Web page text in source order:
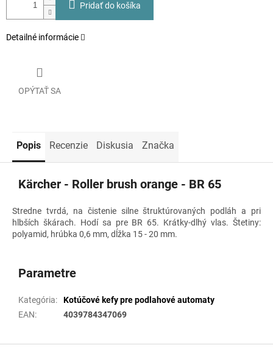
Pridať do košíka
Detailné informácie
OPÝTAŤ SA
Popis Recenzie Diskusia Značka
Kärcher - Roller brush orange - BR 65
Stredne tvrdá, na čistenie silne štruktúrovaných podláh a pri
hlbších škárach. Hodí sa pre BR 65. Krátky-dlhý vlas. Štetiny:
polyamid, hrúbka 0,6 mm, dĺžka 15 - 20 mm.
Parametre
Kategória:
Kotúčové kefy pre podlahové automaty
EAN: 4039784347069